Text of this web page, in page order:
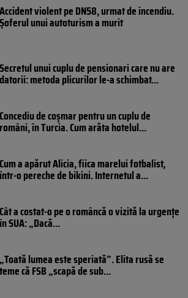
Accident violent pe DN58, urmat de incendiu.
Șoferul unui autoturism a murit
Secretul unui cuplu de pensionari care nu are
datorii: metoda plicurilor le-a schimbat...
Concediu de coșmar pentru un cuplu de
români, în Turcia. Cum arăta hotelul...
Cum a apărut Alicia, fiica marelui fotbalist,
într-o pereche de bikini. Internetul a...
Cât a costat-o pe o româncă o vizită la urgențe
în SUA: „Dacă...
„Toată lumea este speriată”. Elita rusă se
teme că FSB „scapă de sub...